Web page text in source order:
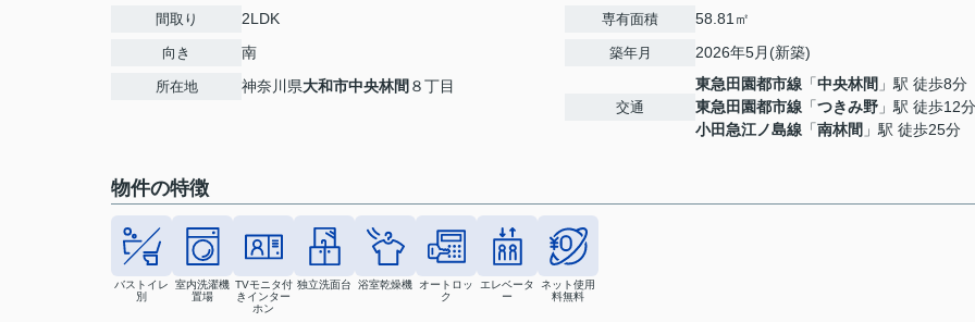
間取り 2LDK
向き 南
所在地 神奈川県大和市中央林間 ８丁目
専有面積 58.81㎡
築年月 2026年5月(新築)
交通
東急田園都市線 「中央林間 」駅 徒歩8分
東急田園都市線 「つきみ野 」駅 徒歩12分
小田急江ノ島線 「南林間 」駅 徒歩25分
物件の特徴
バストイレ
別
室内洗濯機
置場
TVモニタ付
きインター
ホン
独立洗面台 浴室乾燥機
オートロッ
ク
エレベータ
ー
ネット使用
料無料